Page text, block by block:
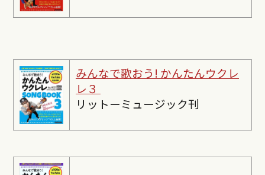
みんなで歌おう! かんたんウクレ
レ３
リットーミュージック刊